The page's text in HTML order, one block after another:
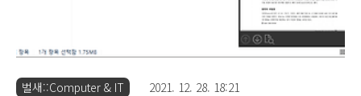
벌새::Computer & IT 2021. 12. 28. 18:21